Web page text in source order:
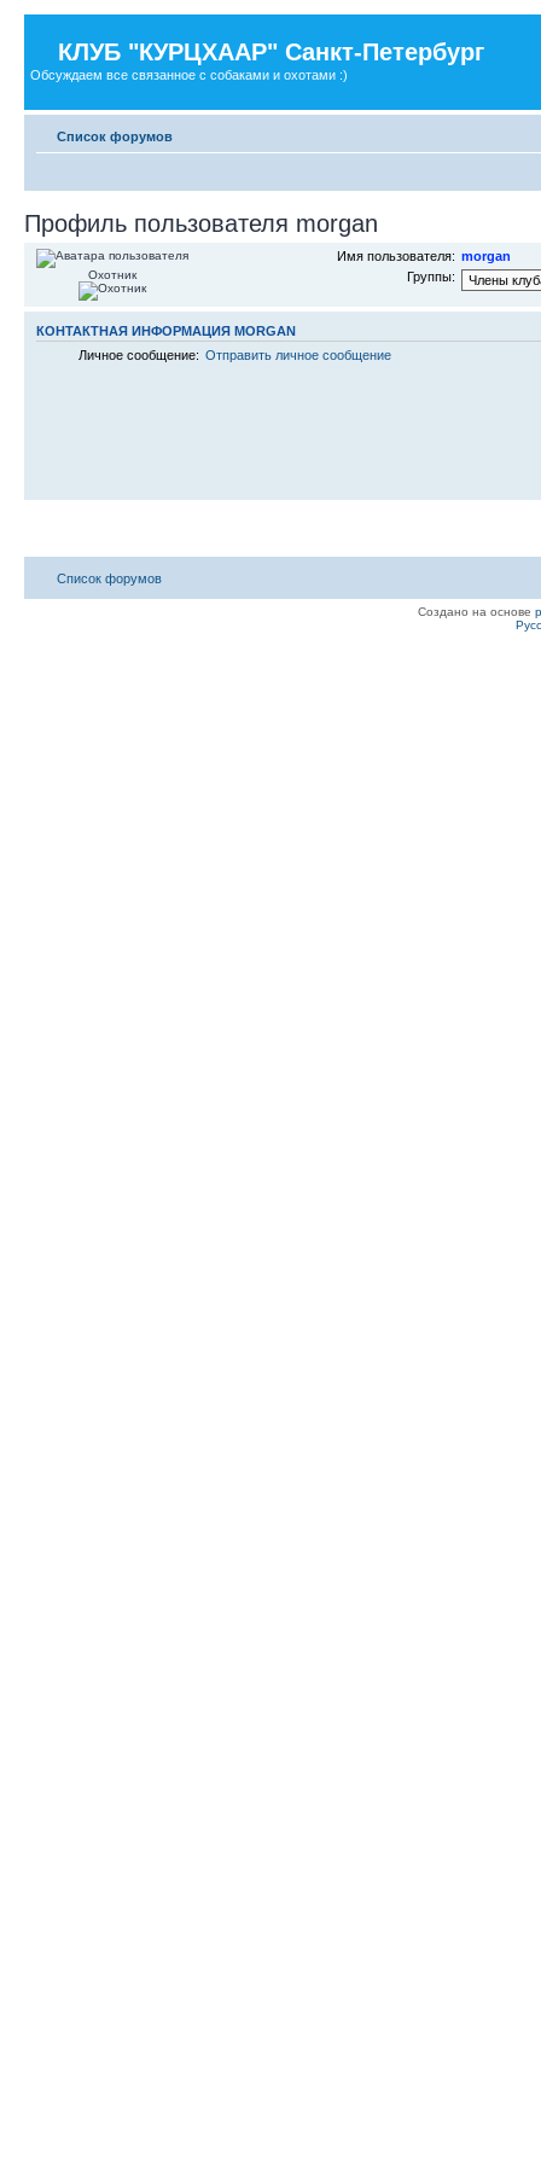
КЛУБ "КУРЦХААР" Санкт-Петербург
Обсуждаем все связанное с собаками и охотами :)
Список форумов
Профиль пользователя morgan
Охотник
Имя пользователя: morgan
Группы:
КОНТАКТНАЯ ИНФОРМАЦИЯ MORGAN
Личное сообщение: Отправить личное сообщение
Список форумов
Создано на основе